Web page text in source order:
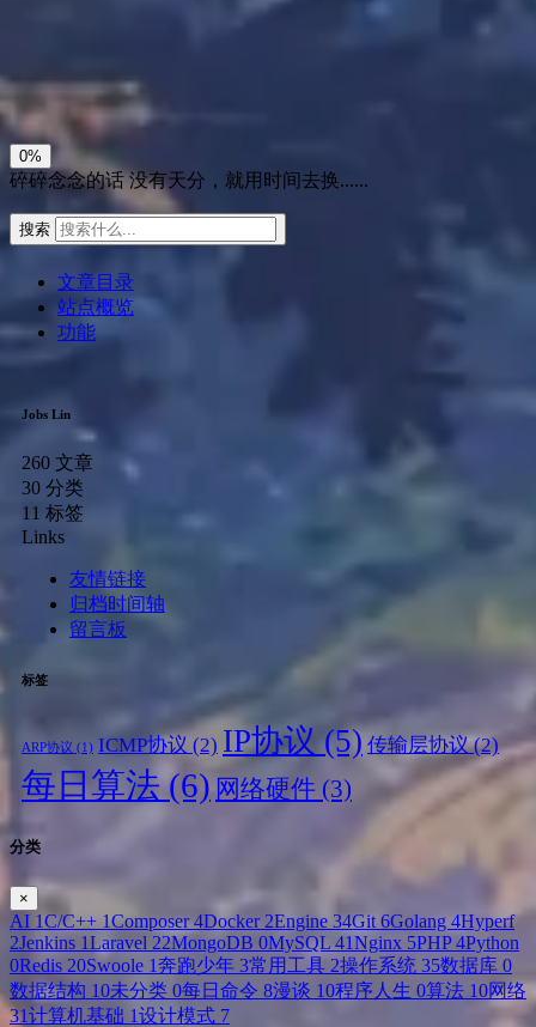
日落 暗化
0%
碎碎念念的话 没有天分，就用时间去换......
搜索
文章目录
站点概览
功能
Jobs Lin
260 文章
30 分类
11 标签
Links
友情链接
归档时间轴
留言板
标签
ARP协议 (1) ICMP协议 (2) IP协议 (5) 传输层协议(2)
每日算法(6) 网络硬件 (3)
分类
×
AI 1C/C++ 1Composer4Docker 2Engine 34Git 6Golang 4Hyperf
2Jenkins 1Laravel 22MongoDB 0MySQL 41Nginx 5PHP4Python
0Redis 20Swoole 1奔跑少年 3常用工具 2操作系统 35数据库 0
数据结构 10未分类 0每日命令 8漫谈 10程序人生 0算法 10网络
31计算机基础 1设计模式 7